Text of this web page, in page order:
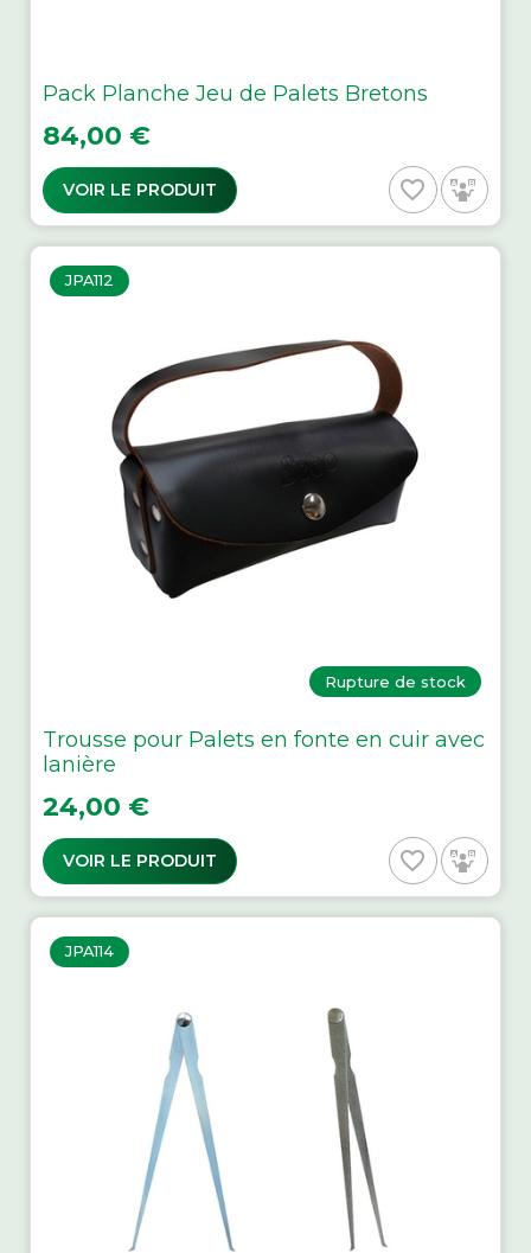
Pack Planche Jeu de Palets Bretons
Prix
84,00 €
VOIR LE PRODUIT favorite_border
JPA112
Rupture de stock
Trousse pour Palets en fonte en cuir avec
lanière
Prix
24,00 €
VOIR LE PRODUIT favorite_border
JPA114